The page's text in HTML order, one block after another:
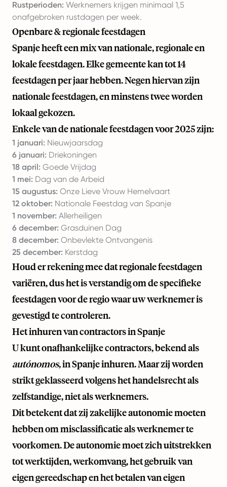
Rustperioden: Werknemers krijgen minimaal 1,5
onafgebroken rustdagen per week.
Openbare & regionale feestdagen
Spanje heeft een mix van nationale, regionale en
lokale feestdagen. Elke gemeente kan tot 14
feestdagen per jaar hebben. Negen hiervan zijn
nationale feestdagen, en minstens twee worden
lokaal gekozen.
Enkele van de nationale feestdagen voor 2025 zijn:
1 januari: Nieuwjaarsdag
6 januari: Driekoningen
18 april: Goede Vrijdag
1 mei: Dag van de Arbeid
15 augustus: Onze Lieve Vrouw Hemelvaart
12 oktober: Nationale Feestdag van Spanje
1 november: Allerheiligen
6 december: Grasduinen Dag
8 december: Onbevlekte Ontvangenis
25 december: Kerstdag
Houd er rekening mee dat regionale feestdagen
variëren, dus het is verstandig om de specifieke
feestdagen voor de regio waar uw werknemer is
gevestigd te controleren.
Het inhuren van contractors in Spanje
U kunt onafhankelijke contractors, bekend als
autónomos, in Spanje inhuren. Maar zij worden
strikt geklasseerd volgens het handelsrecht als
zelfstandige, niet als werknemers.
Dit betekent dat zij zakelijke autonomie moeten
hebben om misclassificatie als werknemer te
voorkomen. De autonomie moet zich uitstrekken
tot werktijden, werkomvang, het gebruik van
eigen gereedschap en het betalen van eigen